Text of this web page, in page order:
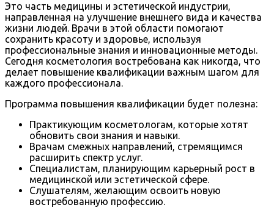
Это часть медицины и эстетической индустрии,
направленная на улучшение внешнего вида и качества
жизни людей. Врачи в этой области помогают
сохранить красоту и здоровье, используя
профессиональные знания и инновационные методы.
Сегодня косметология востребована как никогда, что
делает повышение квалификации важным шагом для
каждого профессионала.
Программа повышения квалификации будет полезна:
Практикующим косметологам, которые хотят
обновить свои знания и навыки.
Врачам смежных направлений, стремящимся
расширить спектр услуг.
Специалистам, планирующим карьерный рост в
медицинской или эстетической сфере.
Слушателям, желающим освоить новую
востребованную профессию.